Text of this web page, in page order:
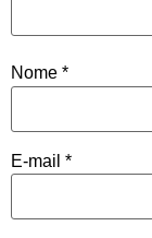
Nome *
E-mail *